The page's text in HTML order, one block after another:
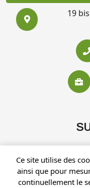
19
Ce site utilise des
ainsi que pour
continuellement le